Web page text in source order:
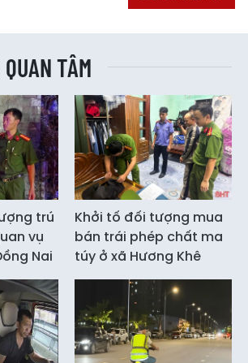
TÂM
trú
vụ
Nai
Khởi tố đối tượng mua
bán trái phép chất ma
túy ở xã Hương Khê